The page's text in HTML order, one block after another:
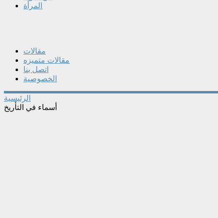
المرأة
مقالات
مقالات متميزه
اتصل بنا
الخصوصية
الرئيسية
أسماء في التأريخ